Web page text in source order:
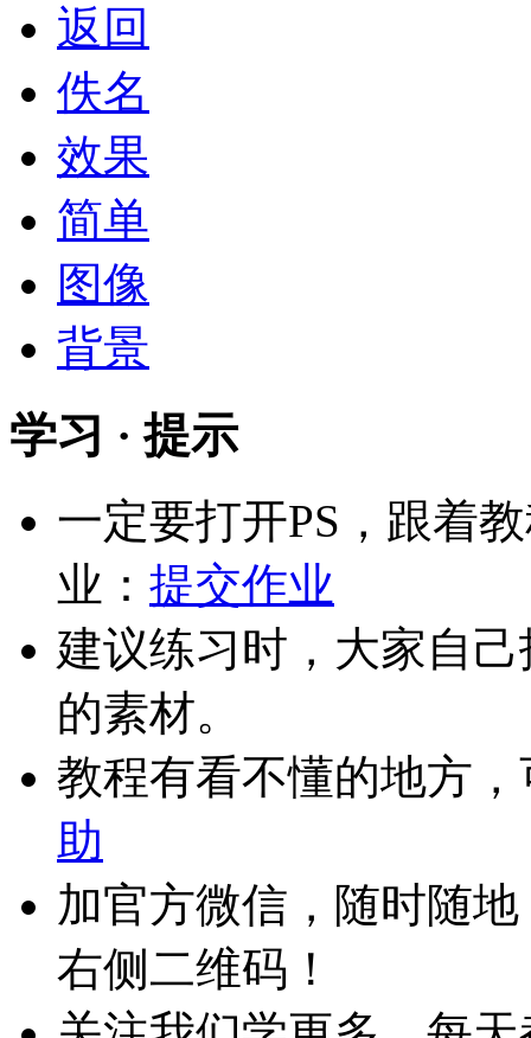
返回
佚名
效果
简单
图像
背景
学习 · 提示
一定要打开PS，跟着
业： 提交作业
建议练习时，大家自
的素材。
教程有看不懂的地方
助
加官方微信，随时随
右侧二维码！